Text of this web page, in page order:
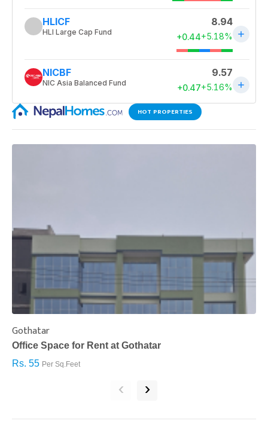
HOT PROPERTIES
Gothatar
Office Space for Rent at Gothatar
Rs. 55 Per Sq.Feet
‹ ›